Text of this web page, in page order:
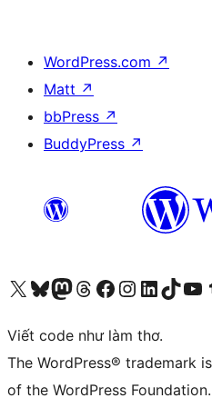
WordPress.com ↗
Matt ↗
bbPress ↗
BuddyPress ↗
Truy cập tài khoản X (trước đây là Twitter) của chúng tôiVisit our Bluesky account
Visit our Mastodon account
Visit our Threads account
Xem trang Facebook của chúng tôiTruy cập tài khoản Instagram của chúng tôiTruy cập tài khoản LinkedIn của chúng tôiVisit our TikTok
Truy cập kênh YouTube của chúng tôi
Viết code như làm thơ.
The WordPress® trademark
of the WordPress Foundation.